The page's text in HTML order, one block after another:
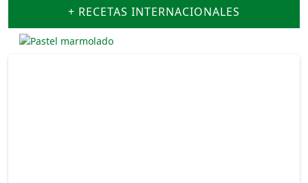
+ RECETAS INTERNACIONALES